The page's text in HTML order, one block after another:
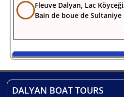
Fleuve Dalyan, Lac
Bain de boue de Sultaniye
DALYAN BOAT TOURS